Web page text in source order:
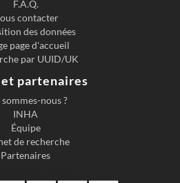
F.A.Q.
contacter
des données
page d'accueil
par UUID/UK
partenaires
nous ?
INHA
Équipe
de recherche
Partenaires